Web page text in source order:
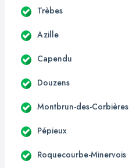
Trèbes
Azille
Capendu
Douzens
Montbrun-des-Corbières
Pépieux
Roquecourbe-Minervois